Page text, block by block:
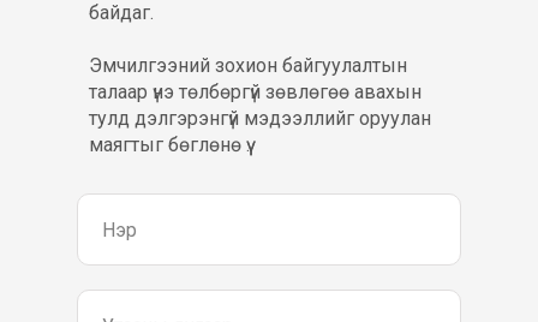
байдаг.
Эмчилгээний зохион байгуулалтын
талаар үнэ төлбөргүй зөвлөгөө авахын
тулд дэлгэрэнгүй мэдээллийг оруулан
маягтыг бөглөнө үү..